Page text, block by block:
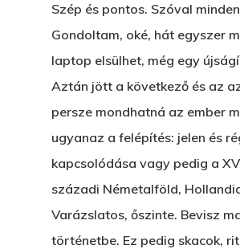
Szép és pontos. Szóval
Gondoltam, oké, hát egyszer
laptop elsülhet, még egy
Aztán jött a következő és az
persze mondhatná az ember
ugyanaz a felépítés: jelen és
kapcsolódása vagy pedig a
századi Németalföld,
Varázslatos, őszinte. Bevisz
történetbe. Ez pedig skacok,